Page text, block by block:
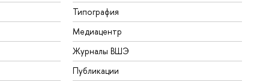
Типография
Медиацентр
Журналы ВШЭ
Публикации